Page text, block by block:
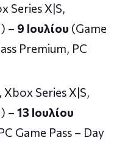
Series X|S,
– 9 Ιουλίου (Game
Premium, PC
Series X|S,
– 13 Ιουλίου
Game Pass – Day